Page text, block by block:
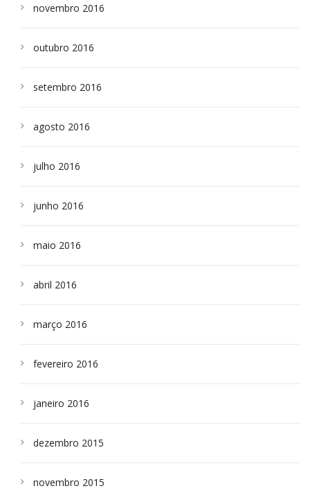
novembro 2016
outubro 2016
setembro 2016
agosto 2016
julho 2016
junho 2016
maio 2016
abril 2016
março 2016
fevereiro 2016
janeiro 2016
dezembro 2015
novembro 2015